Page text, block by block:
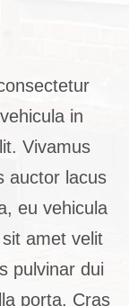
in
Vivamus
auctor lacus
eu vehicula
amet velit
pulvinar dui
porta. Cras